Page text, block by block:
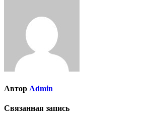
Автор Admin
Связанная запись